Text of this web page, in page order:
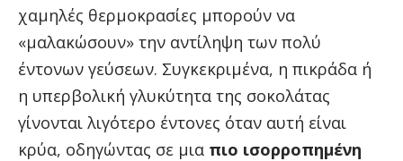
χαμηλές θερμοκρασίες μπορούν να
«μαλακώσουν» την αντίληψη των πολύ
έντονων γεύσεων. Συγκεκριμένα, η πικράδα ή
η υπερβολική γλυκύτητα της σοκολάτας
γίνονται λιγότερο έντονες όταν αυτή είναι
κρύα, οδηγώντας σε μια πιο ισορροπημένη